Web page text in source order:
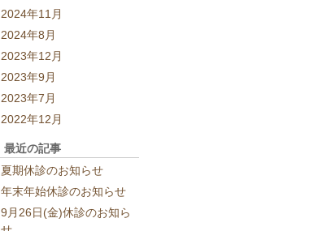
2024年11月
2024年8月
2023年12月
2023年9月
2023年7月
2022年12月
最近の記事
夏期休診のお知らせ
年末年始休診のお知らせ
9月26日(金)休診のお知ら